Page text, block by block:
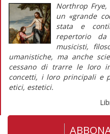
Northrop
un «grande
stata e
repertorio
musicisti,
umanistiche, ma anche
cessano di trarre le loro
concetti, i loro principali e
etici, estetici.